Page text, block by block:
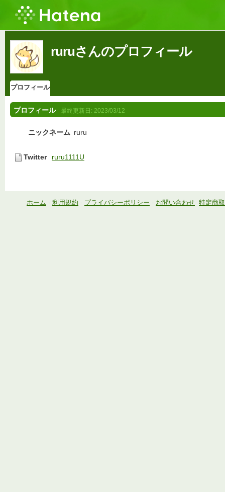
ruruさんのプロフィール
プロフィール
プロフィール 最終更新日: 2023/03/12
ニックネーム ruru
Twitter ruru1111U
ホーム - 利用規約 - プライバシーポリシー - お問い合わせ- 特定商